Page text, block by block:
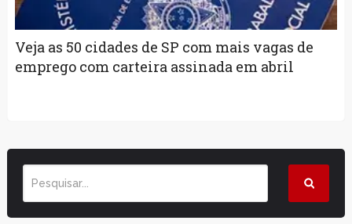
Veja as 50 cidades de SP com mais vagas de
emprego com carteira assinada em abril